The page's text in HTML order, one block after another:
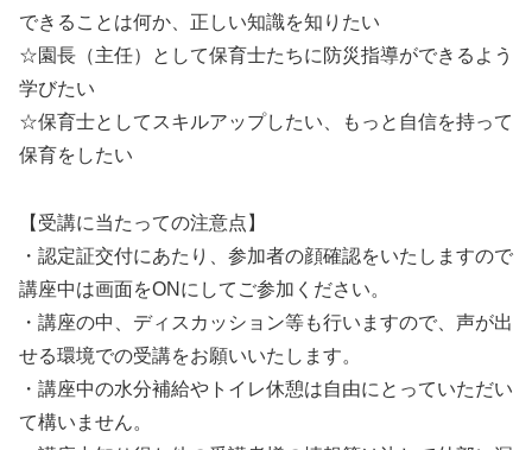
できることは何か、正しい知識を知りたい
☆園長（主任）として保育士たちに防災指導ができるよう
学びたい
☆保育士としてスキルアップしたい、もっと自信を持って
保育をしたい
【受講に当たっての注意点】
・認定証交付にあたり、参加者の顔確認をいたしますので
講座中は画面をONにしてご参加ください。
・講座の中、ディスカッション等も行いますので、声が出
せる環境での受講をお願いいたします。
・講座中の水分補給やトイレ休憩は自由にとっていただい
て構いません。